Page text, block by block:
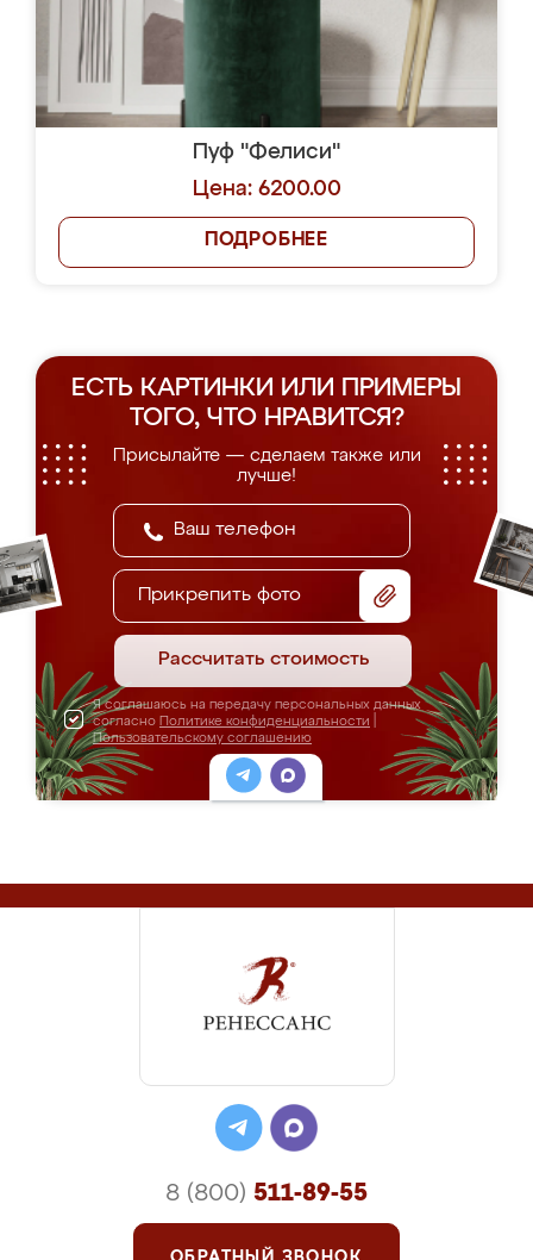
Пуф "Фелиси"
Цена: 6200.00
ПОДРОБНЕЕ
ЕСТЬ КАРТИНКИ ИЛИ ПРИМЕРЫ
ТОГО, ЧТО НРАВИТСЯ?
Присылайте — сделаем также или
лучше!
Прикрепить фото
Рассчитать стоимость
Я соглашаюсь на передачу персональных данных
согласно Политике конфиденциальности
Пользовательскому соглашению
8 (800) 511-89-55